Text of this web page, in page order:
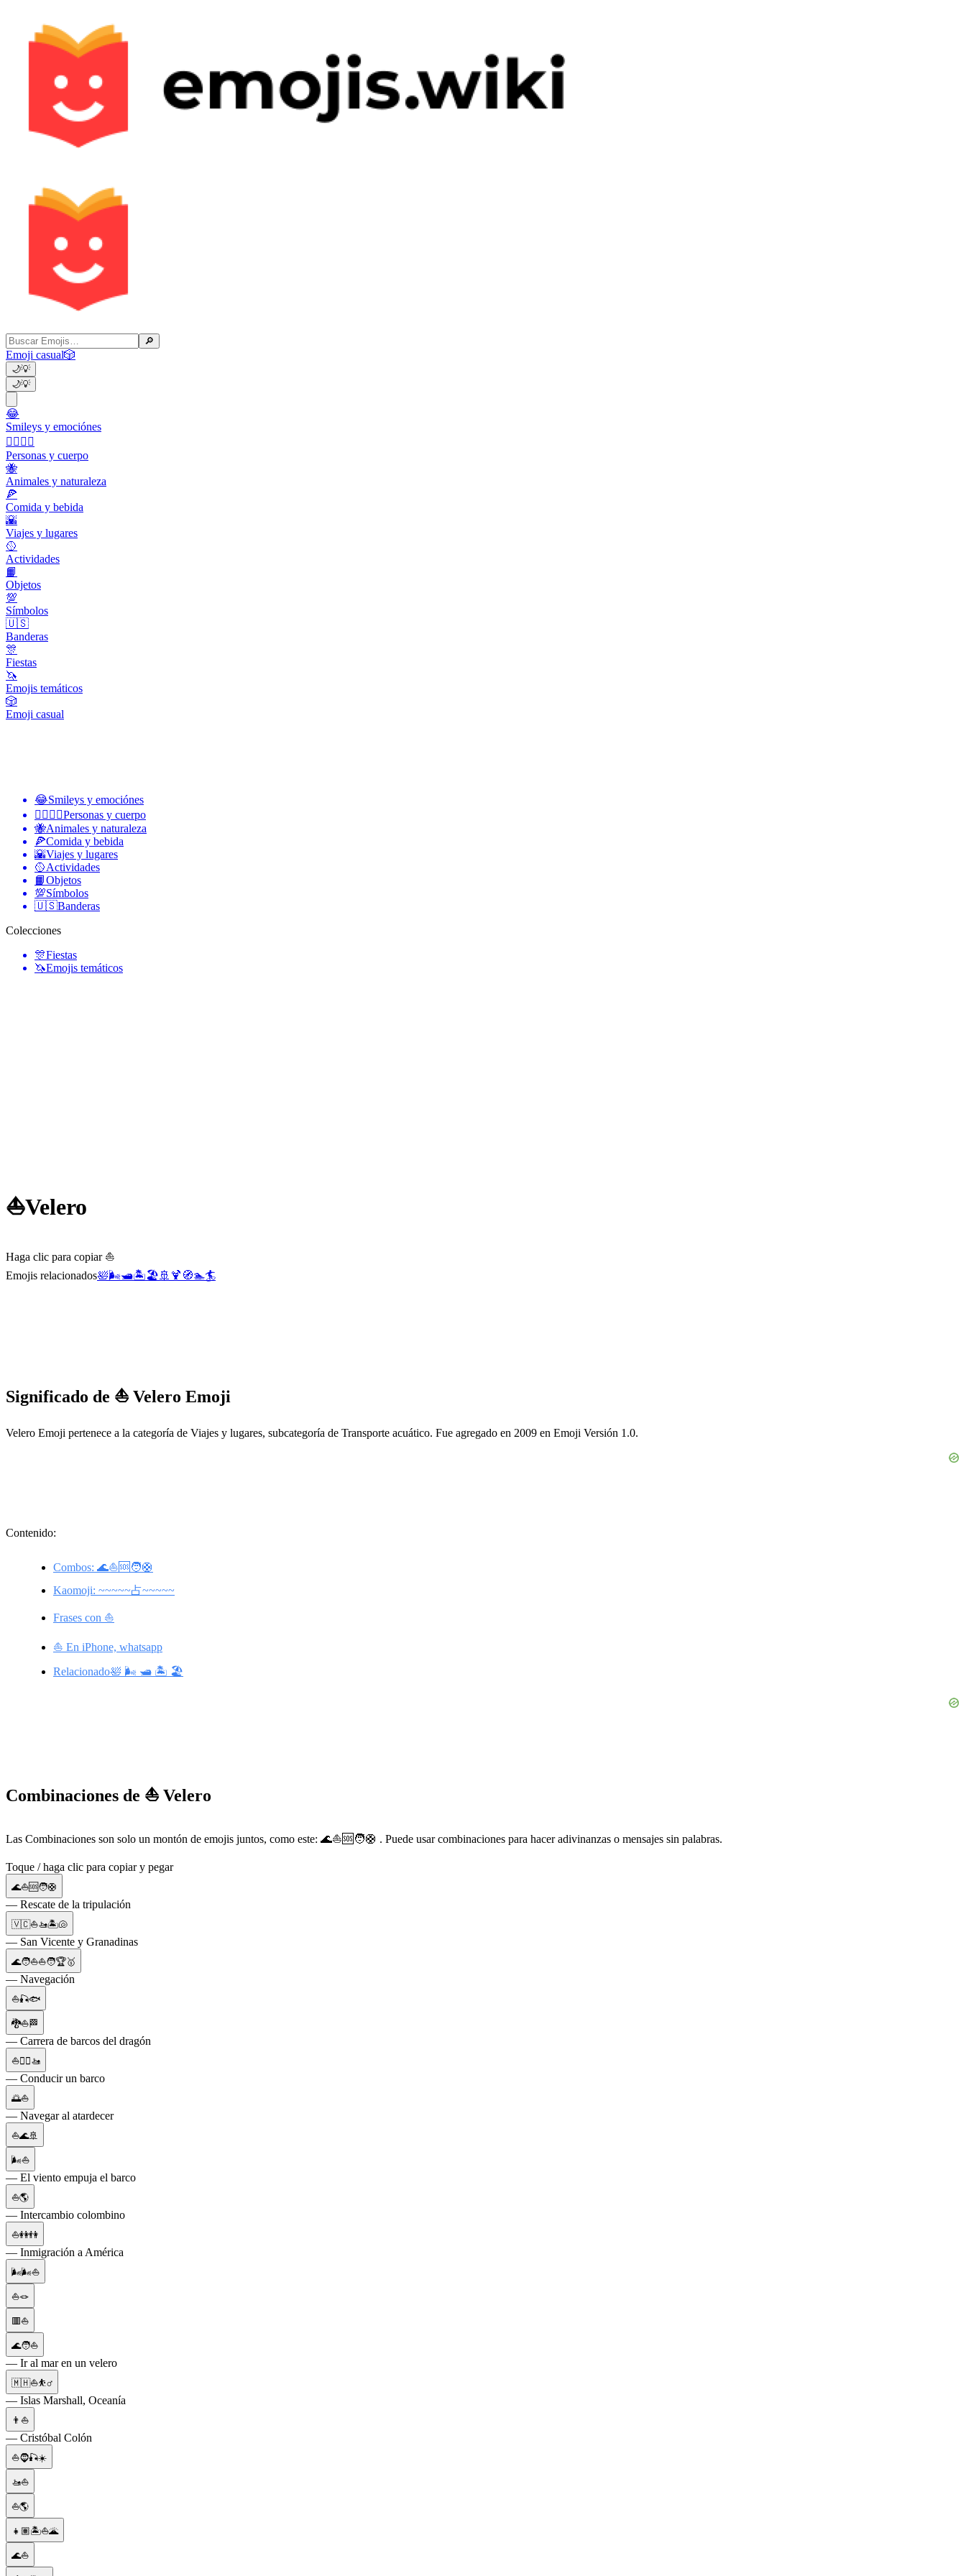
🔎
Emoji casual🎲
🌙💡
🌙💡
😂
Smileys y emociónes
👩‍❤️‍💋‍👨
Personas y cuerpo
🐝
Animales y naturaleza
🍕
Comida y bebida
🌇
Viajes y lugares
🥎
Actividades
📙
Objetos
💯
Símbolos
🇺🇸
Banderas
🎊
Fiestas
🦄
Emojis temáticos
🎲
Emoji casual
😂Smileys y emociónes
👩‍❤️‍💋‍👨Personas y cuerpo
🐝Animales y naturaleza
🍕Comida y bebida
🌇Viajes y lugares
🥎Actividades
📙Objetos
💯Símbolos
🇺🇸Banderas
Colecciones
🎊Fiestas
🦄Emojis temáticos
⛵Velero
Haga clic para copiar ⛵
Emojis relacionados🛀🌬️🛥️🏝️🏖️ 🚢 🍹 🧭🏊🏄
Significado de ⛵ Velero Emoji
Velero Emoji pertenece a la categoría de Viajes y lugares, subcategoría de Transporte acuático. Fue agregado en 2009 en Emoji Versión 1.0.
Contenido:
Combos: 🌊⛵🆘🧑🛟
Kaomoji: ~~~~~占~~~~~
Frases con ⛵
⛵ En iPhone, whatsapp
Relacionado🛀 🌬️ 🛥️ 🏝️ 🏖️
Combinaciones de ⛵ Velero
Las Combinaciones son solo un montón de emojis juntos, como este: 🌊⛵🆘🧑🛟 . Puede usar combinaciones para hacer adivinanzas o mensajes sin palabras.
Toque / haga clic para copiar y pegar
🌊⛵🆘🧑🛟
— Rescate de la tripulación
🇻🇨⛵🚤🏝️🐚
— San Vicente y Granadinas
🌊🧑⛵⛵🧑🏆🥇
— Navegación
⛵🎣🐟
🐉⛵🏁
— Carrera de barcos del dragón
⛵🚣‍♀️🚤
— Conducir un barco
🌅⛵
— Navegar al atardecer
⛵🌊🚢
🌬️⛵
— El viento empuja el barco
⛵🌎
— Intercambio colombino
⛵👭👫
— Inmigración a América
🌬️🌬️⛵
⛵🪢
🟥⛵
🌊🧑⛵
— Ir al mar en un velero
🇲🇭⛵⛹️‍♂️
— Islas Marshall, Oceanía
👨⛵
— Cristóbal Colón
⛵🧔🎣☀️
🚤⛵
⛵🌎
👧🏽🏝⛵🌋
🌊⛵